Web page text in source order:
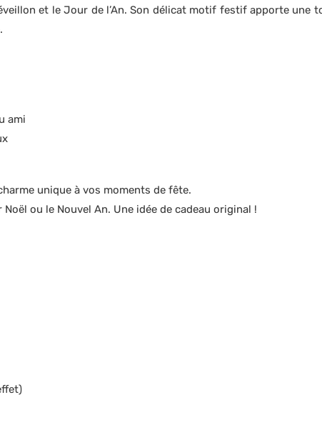
et le Jour de l’An. Son délicat motif festif apporte une
ami
unique à vos moments de fête.
ou le Nouvel An. Une idée de cadeau original !